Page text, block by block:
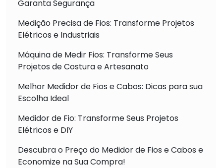
Garanta Segurança
Medição Precisa de Fios: Transforme Projetos
Elétricos e Industriais
Máquina de Medir Fios: Transforme Seus
Projetos de Costura e Artesanato
Melhor Medidor de Fios e Cabos: Dicas para sua
Escolha Ideal
Medidor de Fio: Transforme Seus Projetos
Elétricos e DIY
Descubra o Preço do Medidor de Fios e Cabos e
Economize na Sua Compra!